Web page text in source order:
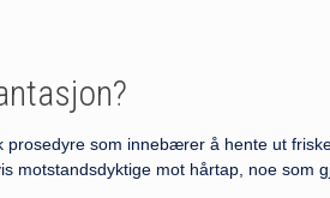
prosedyre som innebærer å hente ut
motstandsdyktige mot hårtap, noe som